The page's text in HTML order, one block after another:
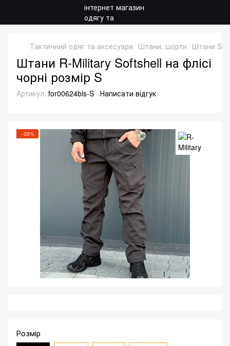
Тактичний одяг та аксесуари Штани, шорти Штани
Штани R-Military Softshell на флісі
чорні розмір S
Артикул: for00624bls-S Написати відгук
−30%
Розмір